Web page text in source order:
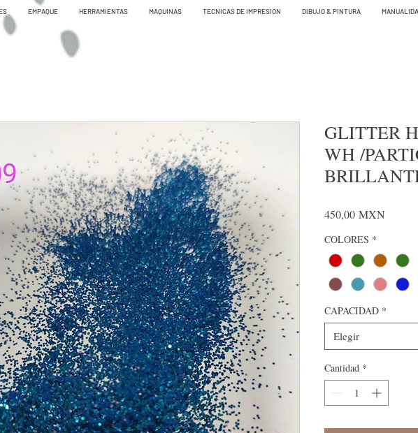
EMPAQUE HERRAMIENTAS MAQUINAS TECNICAS DE IMPRESIÓN DIBUJO & PINTURA
GLITTER
WH /
450,00 MXN
COLORES *
CAPACIDAD *
Elegir
Cantidad *